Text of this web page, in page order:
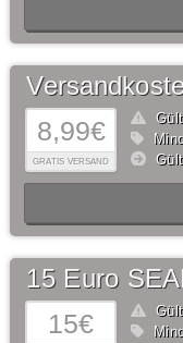
8,99€
GRATIS VERSAND
15€
15 Euro